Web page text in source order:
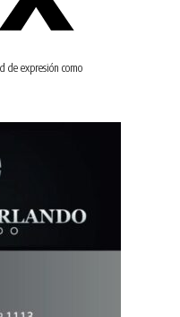
de expresión como